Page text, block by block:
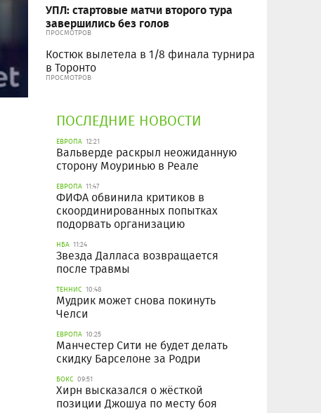
УПЛ: стартовые матчи второго тура
завершились без голов
ПРОСМОТРОВ
Костюк вылетела в 1/8 финала турнира
в Торонто
ПРОСМОТРОВ
ПОСЛЕДНИЕ НОВОСТИ
ЕВРОПА 12:21
Вальверде раскрыл неожиданную
сторону Моуринью в Реале
ЕВРОПА 11:47
ФИФА обвинила критиков в
скоординированных попытках
подорвать организацию
НБА 11:24
Звезда Далласа возвращается
после травмы
ТЕННИС 10:48
Мудрик может снова покинуть
Челси
ЕВРОПА 10:25
Манчестер Сити не будет делать
скидку Барселоне за Родри
БОКС 09:51
Хирн высказался о жёсткой
позиции Джошуа по месту боя